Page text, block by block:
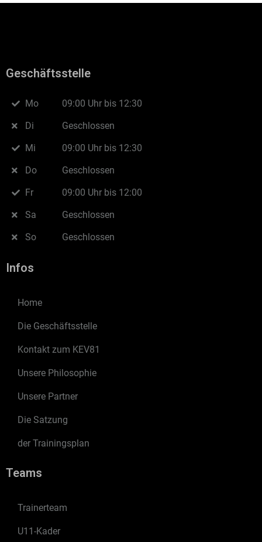
Geschäftsstelle
Mo
Di
Mi
Do
Fr
Sa
So
09:00 Uhr bis 12:30
Geschlossen
09:00 Uhr bis 12:30
Geschlossen
09:00 Uhr bis 12:00
Geschlossen
Geschlossen
Infos
Home
Die Geschäftsstelle
Kontakt zum KEV81
Unsere Philosophie
Unsere Partner
Die Satzung
der Trainingsplan
Teams
Trainerteam
U11-Kader